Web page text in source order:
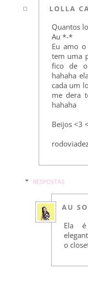
LOLLA
Quantos
Au *-*
Eu amo
tem uma
fico de
hahaha
cada um
me dera
hahaha
Beijos <3
RESPOSTAS
AU
Ela
o